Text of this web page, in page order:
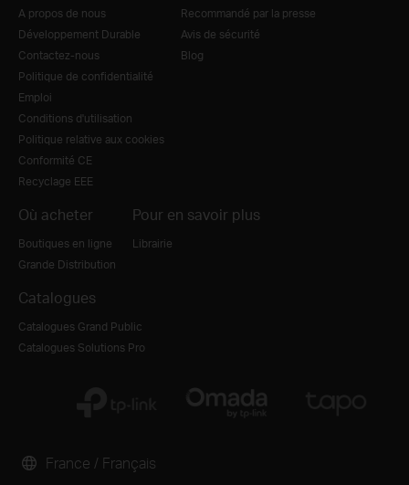
A propos de nous
Développement Durable
Contactez-nous
Politique de confidentialité
Emploi
Conditions d'utilisation
Politique relative aux cookies
Conformité CE
Recyclage EEE
Recommandé par la presse
Avis de sécurité
Blog
Où acheter
Boutiques en ligne
Grande Distribution
Pour en savoir plus
Librairie
Catalogues
Catalogues Grand Public
Catalogues Solutions Pro
France / Français